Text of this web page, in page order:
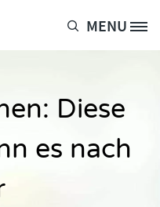
MENU
Diese
es nach